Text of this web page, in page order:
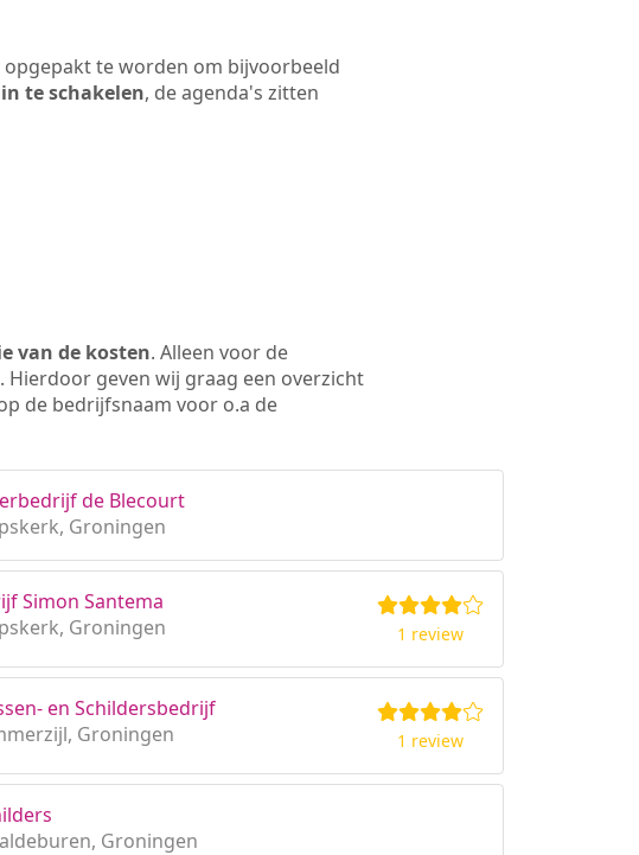
te worden om bijvoorbeeld
te schakelen, de agenda's zitten
van de kosten. Alleen voor de
geven wij graag een overzicht
de bedrijfsnaam voor o.a de
de Blecourt
Groningen
Simon Santema
Groningen
1 review
en Schildersbedrijf
Groningen
1 review
Groningen